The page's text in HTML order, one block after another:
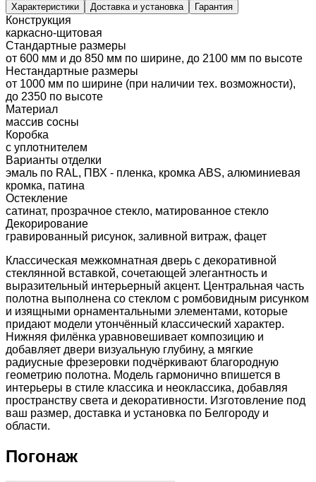
Характеристики Доставка и установка Гарантия
Конструкция
каркасно-щитовая
Стандартные размеры
от 600 мм и до 850 мм по ширине, до 2100 мм по высоте
Нестандартные размеры
от 1000 мм по ширине (при наличии тех. возможности),
до 2350 по высоте
Материал
массив сосны
Коробка
с уплотнителем
Варианты отделки
эмаль по RAL, ПВХ - пленка, кромка ABS, алюминиевая
кромка, патина
Остекление
сатинат, прозрачное стекло, матированное стекло
Декорирование
гравированный рисунок, заливной витраж, фацет
Классическая межкомнатная дверь с декоративной
стеклянной вставкой, сочетающей элегантность и
выразительный интерьерный акцент. Центральная часть
полотна выполнена со стеклом с ромбовидным рисунком
и изящными орнаментальными элементами, которые
придают модели утончённый классический характер.
Нижняя филёнка уравновешивает композицию и
добавляет двери визуальную глубину, а мягкие
радиусные фрезеровки подчёркивают благородную
геометрию полотна. Модель гармонично впишется в
интерьеры в стиле классика и неоклассика, добавляя
пространству света и декоративности. Изготовление под
ваш размер, доставка и установка по Белгороду и
области.
Погонаж